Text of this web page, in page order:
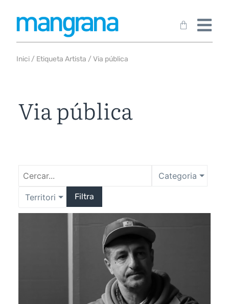
Inici / Etiqueta Artista / Via pública
Via pública
Categoria
Territori Filtra